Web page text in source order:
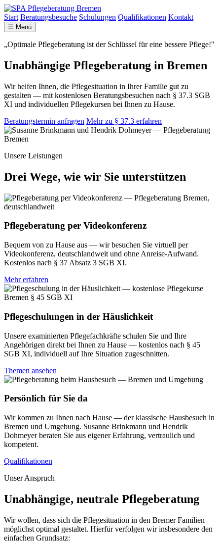
Start Beratungsbesuche Schulungen Qualifikationen Kontakt
☰ Menü
„Optimale Pflegeberatung ist der Schlüssel für eine bessere Pflege!"
Unabhängige Pflegeberatung in Bremen
Wir helfen Ihnen, die Pflegesituation in Ihrer Familie gut zu
gestalten — mit kostenlosen Beratungsbesuchen nach § 37.3 SGB
XI und individuellen Pflegekursen bei Ihnen zu Hause.
Beratungstermin anfragen Mehr zu § 37.3 erfahren
Unsere Leistungen
Drei Wege, wie wir Sie unterstützen
Pflegeberatung per Videokonferenz
Bequem von zu Hause aus — wir besuchen Sie virtuell per
Videokonferenz, deutschlandweit und ohne Anreise-Aufwand.
Kostenlos nach § 37 Absatz 3 SGB XI.
Mehr erfahren
Pflegeschulungen in der Häuslichkeit
Unsere examinierten Pflegefachkräfte schulen Sie und Ihre
Angehörigen direkt bei Ihnen zu Hause — kostenlos nach § 45
SGB XI, individuell auf Ihre Situation zugeschnitten.
Themen ansehen
Persönlich für Sie da
Wir kommen zu Ihnen nach Hause — der klassische Hausbesuch in
Bremen und Umgebung. Susanne Brinkmann und Hendrik
Dohmeyer beraten Sie aus eigener Erfahrung, vertraulich und
kompetent.
Qualifikationen
Unser Anspruch
Unabhängige, neutrale Pflegeberatung
Wir wollen, dass sich die Pflegesituation in den Bremer Familien
möglichst optimal gestaltet. Hierfür verfolgen wir insbesondere den
einfachen Grundsatz: